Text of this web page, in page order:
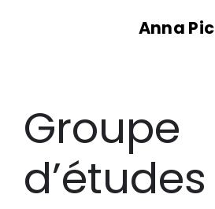
Anna Pic
Groupe
d’études